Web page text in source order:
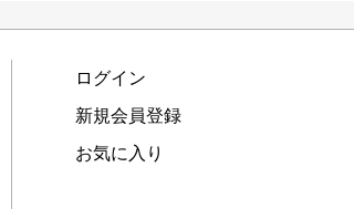
ログイン
新規会員登録
お気に入り